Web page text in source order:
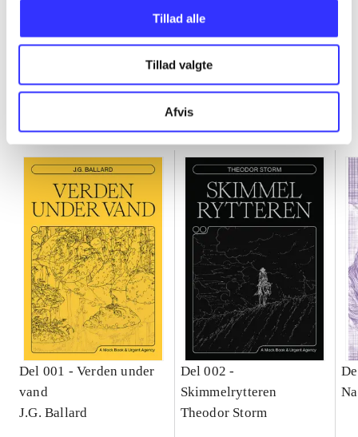
Tillad alle
Tillad valgte
Afvis
Gaia-serien
Del 001 - Verden under
vand
J.G. Ballard
Del 002 -
Skimmelrytteren
Theodor Storm